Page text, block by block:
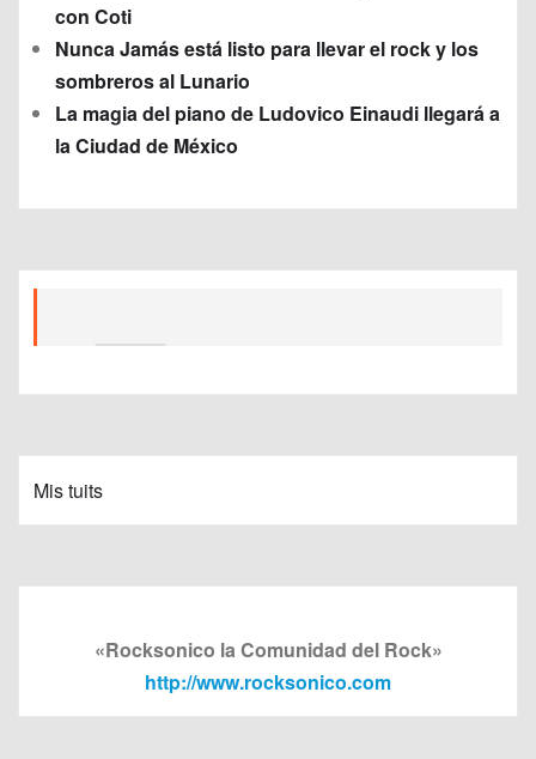
con Coti
Nunca Jamás está listo para llevar el rock y los
sombreros al Lunario
La magia del piano de Ludovico Einaudi llegará a
la Ciudad de México
Mis tuits
«Rocksonico la Comunidad del Rock»
http://www.rocksonico.com